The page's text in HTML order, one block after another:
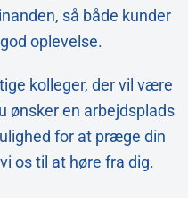
så både kunder
oplevelse.
kolleger, der vil være
ønsker en arbejdsplads
for at præge din
os til at høre fra dig.